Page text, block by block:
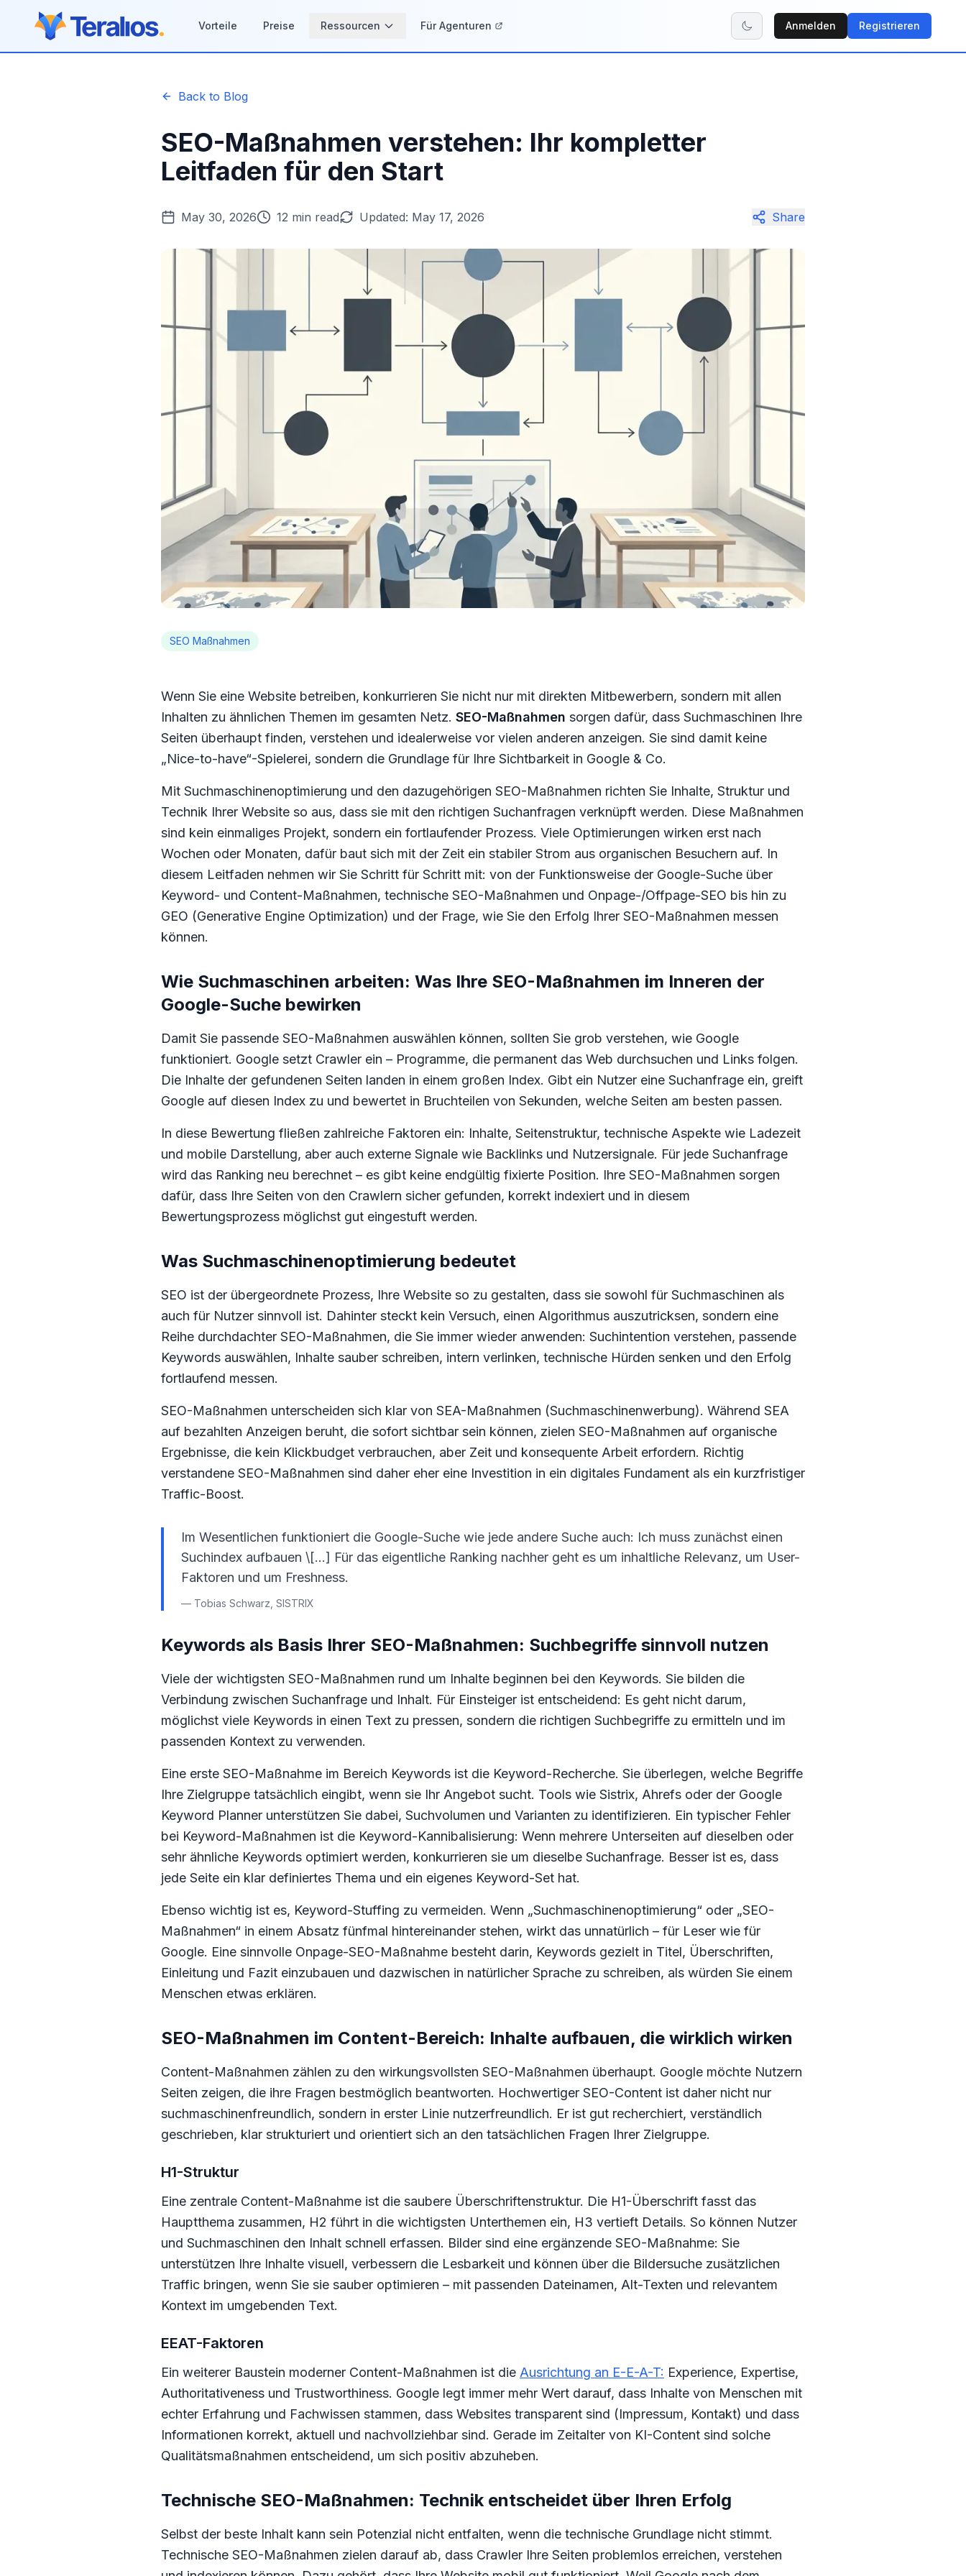
Vorteile Preise Ressourcen Für Agenturen Anmelden Registrieren
Back to Blog
SEO-Maßnahmen verstehen: Ihr kompletter
Leitfaden für den Start
May 30, 2026 12 min read Updated: May 17, 2026 Share
SEO Maßnahmen
Wenn Sie eine Website betreiben, konkurrieren Sie nicht nur mit direkten Mitbewerbern, sondern mit allen
Inhalten zu ähnlichen Themen im gesamten Netz. SEO-Maßnahmen sorgen dafür, dass Suchmaschinen Ihre
Seiten überhaupt finden, verstehen und idealerweise vor vielen anderen anzeigen. Sie sind damit keine
„Nice-to-have“-Spielerei, sondern die Grundlage für Ihre Sichtbarkeit in Google & Co.
Mit Suchmaschinenoptimierung und den dazugehörigen SEO-Maßnahmen richten Sie Inhalte, Struktur und
Technik Ihrer Website so aus, dass sie mit den richtigen Suchanfragen verknüpft werden. Diese Maßnahmen
sind kein einmaliges Projekt, sondern ein fortlaufender Prozess. Viele Optimierungen wirken erst nach
Wochen oder Monaten, dafür baut sich mit der Zeit ein stabiler Strom aus organischen Besuchern auf. In
diesem Leitfaden nehmen wir Sie Schritt für Schritt mit: von der Funktionsweise der Google-Suche über
Keyword- und Content-Maßnahmen, technische SEO-Maßnahmen und Onpage-/Offpage-SEO bis hin zu
GEO (Generative Engine Optimization) und der Frage, wie Sie den Erfolg Ihrer SEO-Maßnahmen messen
können.
Wie Suchmaschinen arbeiten: Was Ihre SEO-Maßnahmen im Inneren der
Google-Suche bewirken
Damit Sie passende SEO-Maßnahmen auswählen können, sollten Sie grob verstehen, wie Google
funktioniert. Google setzt Crawler ein – Programme, die permanent das Web durchsuchen und Links folgen.
Die Inhalte der gefundenen Seiten landen in einem großen Index. Gibt ein Nutzer eine Suchanfrage ein, greift
Google auf diesen Index zu und bewertet in Bruchteilen von Sekunden, welche Seiten am besten passen.
In diese Bewertung fließen zahlreiche Faktoren ein: Inhalte, Seitenstruktur, technische Aspekte wie Ladezeit
und mobile Darstellung, aber auch externe Signale wie Backlinks und Nutzersignale. Für jede Suchanfrage
wird das Ranking neu berechnet – es gibt keine endgültig fixierte Position. Ihre SEO-Maßnahmen sorgen
dafür, dass Ihre Seiten von den Crawlern sicher gefunden, korrekt indexiert und in diesem
Bewertungsprozess möglichst gut eingestuft werden.
Was Suchmaschinenoptimierung bedeutet
SEO ist der übergeordnete Prozess, Ihre Website so zu gestalten, dass sie sowohl für Suchmaschinen als
auch für Nutzer sinnvoll ist. Dahinter steckt kein Versuch, einen Algorithmus auszutricksen, sondern eine
Reihe durchdachter SEO-Maßnahmen, die Sie immer wieder anwenden: Suchintention verstehen, passende
Keywords auswählen, Inhalte sauber schreiben, intern verlinken, technische Hürden senken und den Erfolg
fortlaufend messen.
SEO-Maßnahmen unterscheiden sich klar von SEA-Maßnahmen (Suchmaschinenwerbung). Während SEA
auf bezahlten Anzeigen beruht, die sofort sichtbar sein können, zielen SEO-Maßnahmen auf organische
Ergebnisse, die kein Klickbudget verbrauchen, aber Zeit und konsequente Arbeit erfordern. Richtig
verstandene SEO-Maßnahmen sind daher eher eine Investition in ein digitales Fundament als ein kurzfristiger
Traffic-Boost.
Im Wesentlichen funktioniert die Google-Suche wie jede andere Suche auch: Ich muss zunächst einen
Suchindex aufbauen \[…] Für das eigentliche Ranking nachher geht es um inhaltliche Relevanz, um User-
Faktoren und um Freshness.
— Tobias Schwarz, SISTRIX
Keywords als Basis Ihrer SEO-Maßnahmen: Suchbegriffe sinnvoll nutzen
Viele der wichtigsten SEO-Maßnahmen rund um Inhalte beginnen bei den Keywords. Sie bilden die
Verbindung zwischen Suchanfrage und Inhalt. Für Einsteiger ist entscheidend: Es geht nicht darum,
möglichst viele Keywords in einen Text zu pressen, sondern die richtigen Suchbegriffe zu ermitteln und im
passenden Kontext zu verwenden.
Eine erste SEO-Maßnahme im Bereich Keywords ist die Keyword-Recherche. Sie überlegen, welche Begriffe
Ihre Zielgruppe tatsächlich eingibt, wenn sie Ihr Angebot sucht. Tools wie Sistrix, Ahrefs oder der Google
Keyword Planner unterstützen Sie dabei, Suchvolumen und Varianten zu identifizieren. Ein typischer Fehler
bei Keyword-Maßnahmen ist die Keyword-Kannibalisierung: Wenn mehrere Unterseiten auf dieselben oder
sehr ähnliche Keywords optimiert werden, konkurrieren sie um dieselbe Suchanfrage. Besser ist es, dass
jede Seite ein klar definiertes Thema und ein eigenes Keyword-Set hat.
Ebenso wichtig ist es, Keyword-Stuffing zu vermeiden. Wenn „Suchmaschinenoptimierung“ oder „SEO-
Maßnahmen“ in einem Absatz fünfmal hintereinander stehen, wirkt das unnatürlich – für Leser wie für
Google. Eine sinnvolle Onpage-SEO-Maßnahme besteht darin, Keywords gezielt in Titel, Überschriften,
Einleitung und Fazit einzubauen und dazwischen in natürlicher Sprache zu schreiben, als würden Sie einem
Menschen etwas erklären.
SEO-Maßnahmen im Content-Bereich: Inhalte aufbauen, die wirklich wirken
Content-Maßnahmen zählen zu den wirkungsvollsten SEO-Maßnahmen überhaupt. Google möchte Nutzern
Seiten zeigen, die ihre Fragen bestmöglich beantworten. Hochwertiger SEO-Content ist daher nicht nur
suchmaschinenfreundlich, sondern in erster Linie nutzerfreundlich. Er ist gut recherchiert, verständlich
geschrieben, klar strukturiert und orientiert sich an den tatsächlichen Fragen Ihrer Zielgruppe.
H1-Struktur
Eine zentrale Content-Maßnahme ist die saubere Überschriftenstruktur. Die H1-Überschrift fasst das
Hauptthema zusammen, H2 führt in die wichtigsten Unterthemen ein, H3 vertieft Details. So können Nutzer
und Suchmaschinen den Inhalt schnell erfassen. Bilder sind eine ergänzende SEO-Maßnahme: Sie
unterstützen Ihre Inhalte visuell, verbessern die Lesbarkeit und können über die Bildersuche zusätzlichen
Traffic bringen, wenn Sie sie sauber optimieren – mit passenden Dateinamen, Alt-Texten und relevantem
Kontext im umgebenden Text.
EEAT-Faktoren
Ein weiterer Baustein moderner Content-Maßnahmen ist die Ausrichtung an E-E-A-T: Experience, Expertise,
Authoritativeness und Trustworthiness. Google legt immer mehr Wert darauf, dass Inhalte von Menschen mit
echter Erfahrung und Fachwissen stammen, dass Websites transparent sind (Impressum, Kontakt) und dass
Informationen korrekt, aktuell und nachvollziehbar sind. Gerade im Zeitalter von KI-Content sind solche
Qualitätsmaßnahmen entscheidend, um sich positiv abzuheben.
Technische SEO-Maßnahmen: Technik entscheidet über Ihren Erfolg
Selbst der beste Inhalt kann sein Potenzial nicht entfalten, wenn die technische Grundlage nicht stimmt.
Technische SEO-Maßnahmen zielen darauf ab, dass Crawler Ihre Seiten problemlos erreichen, verstehen